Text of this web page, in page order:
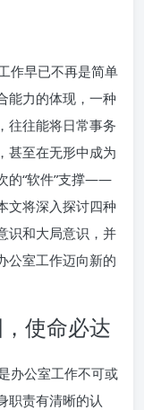
作早已不再是简单
能力的体现，一种
往往能将日常事务
甚至在无形中成为
的“软件”支撑——
文将深入探讨四种
识和大局意识，并
公室工作迈向新的
使命必达
办公室工作不可或
职责有清晰的认